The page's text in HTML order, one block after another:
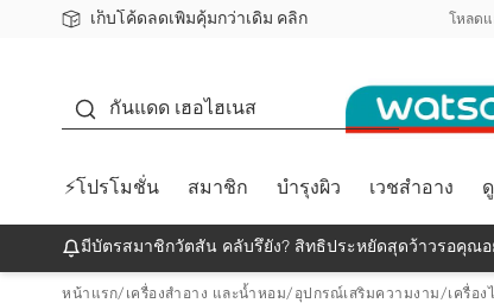
เก็บโค้ดลดเพิ่มคุ้มกว่าเดิม คลิก
ชอปออนไลน์ครั้งแรก ลดเพิ่มจุก ๆ 10%! 🎉
📦ส่งฟรี! เมื่อชอป 499฿
สมาชิกวัตสัน คลับดียังไง? โหลด
กันแดด เฮอไฮเนส
⚡โปรโมชั่น สมาชิก บำรุงผิว เวชสำอาง
มีบัตรสมาชิกวัตสัน คลับรึยัง? สิทธิประหยัดสุดว้าวรอคุณ
หน้าแรก/ เครื่องสำอาง และน้ำหอม/ อุปกรณ์เสริมความงาม/เครื่อ